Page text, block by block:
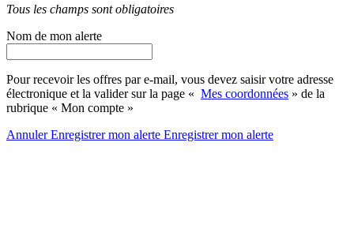
Tous les champs sont obligatoires
Nom de mon alerte
Pour recevoir les offres par e-mail, vous devez saisir votre adresse
électronique et la valider sur la page « Mes coordonnées » de la
rubrique « Mon compte »
AnnulerEnregistrer mon alerte Enregistrermon alerte